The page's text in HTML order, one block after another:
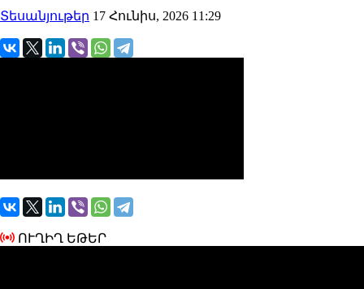
Տեսանյութեր 17 Հունիս, 2026 11:29
ՈՒՂԻՂ ԵԹԵՐ